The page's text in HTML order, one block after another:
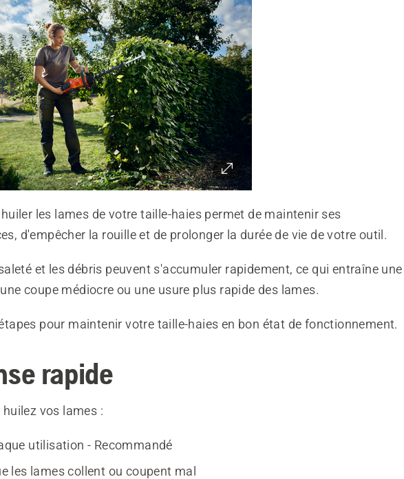
les lames de votre taille-haies permet de maintenir ses
d'empêcher la rouille et de prolonger la durée de vie de votre outil.
et les débris peuvent s'accumuler rapidement, ce qui entraîne une
coupe médiocre ou une usure plus rapide des lames.
pour maintenir votre taille-haies en bon état de fonctionnement.
rapide
vos lames :
utilisation - Recommandé
les lames collent ou coupent mal